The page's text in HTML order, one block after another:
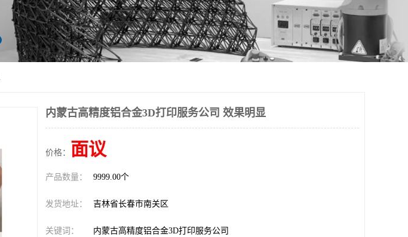
内蒙古高精度铝合金3D打印服务公司 效果明显
价格： 面议
产品数量： 9999.00个
发货地址： 吉林省长春市南关区
关键词： 内蒙古高精度铝合金3D打印服务公司